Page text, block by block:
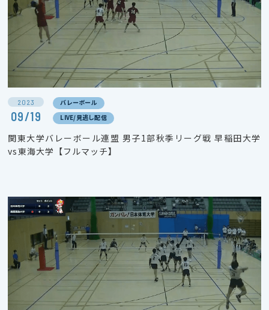
2023
09/19
バレーボール
LIVE/見逃し配信
関東大学バレーボール連盟 男子1部秋季リーグ戦 早稲田大学
vs東海大学【フルマッチ】